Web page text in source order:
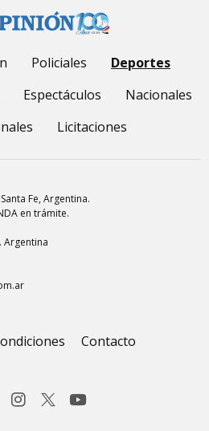
Policiales
Deportes
Espectáculos
Nacionales
Licitaciones
Santa Fe, Argentina.
en trámite.
Argentina
Contacto